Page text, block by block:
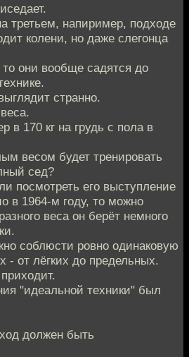
третьем, напиример, подходе
колени, но даже слегонца
они вообще садятся до
странно.
в 170 кг на грудь с пола в
весом будет тренировать
сед?
посмотреть его выступление
в 1964-м году, то можно
веса он берёт немного
соблюсти ровно одинаковую
- от лёгких до предельных.
"идеальной техники" был
должен быть